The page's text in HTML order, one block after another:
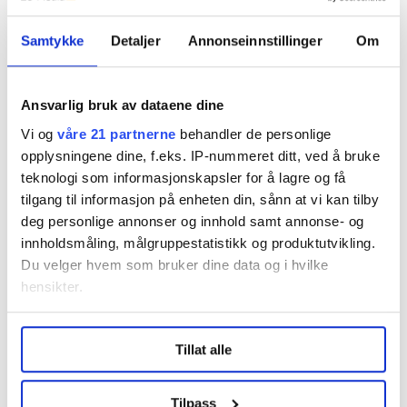
Samtykke Detaljer Annonseinnstillinger Om
Ansvarlig bruk av dataene dine
Vi og våre 21 partnerne behandler de personlige
opplysningene dine, f.eks. IP-nummeret ditt, ved å bruke
teknologi som informasjonskapsler for å lagre og få
tilgang til informasjon på enheten din, sånn at vi kan tilby
deg personlige annonser og innhold samt annonse- og
innholdsmåling, målgruppestatistikk og produktutvikling.
Du velger hvem som bruker dine data og i hvilke
hensikter.
Undermer infokan du lese om hvordan dine personlige
data behandles og hvordan du kan velge hvordan de skal
brukes. Du kan hele tiden endre eller trekke tilbake ditt
samtykke fra erklæringen om informasjonskapsler.
Tillat alle
Tilpass
Fellesforbundet
Moelv
Flere saker